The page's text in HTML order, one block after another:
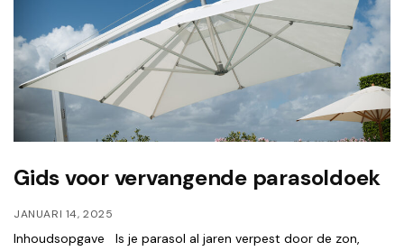
Gids voor vervangende parasoldoek
JANUARI 14, 2025
Inhoudsopgave Is je parasol al jaren verpest door de zon,